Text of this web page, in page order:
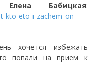
Елена Бабицкая:
kto-eto-i-zachem-on-
хочется избежать
попали на прием к